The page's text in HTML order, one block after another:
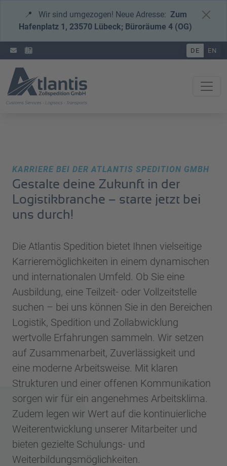
DE EN
📍 Wir sind umgezogen! Neue Adresse: Zum
Hafenplatz 1, 23570 Lübeck; Büroräume 4 (OG)
KARRIERE BEI DER ATLANTIS SPEDITION GMBH
Gestalte deine Zukunft in der
Logistikbranche – starte jetzt bei
uns durch!
Die Atlantis Spedition bietet Ihnen vielseitige
Karrieremöglichkeiten in einem dynamischen
und internationalen Umfeld. Ob Sie eine
Ausbildung, eine Teilzeit- oder Vollzeitstelle
suchen – bei uns können Sie in den Bereichen
Logistik, Spedition und Zollabwicklung
wertvolle Erfahrungen sammeln. Wir setzen
auf Zusammenarbeit, Zuverlässigkeit und
eine moderne Arbeitsweise. Mit klaren
Strukturen und einer offenen Kommunikation
sorgen wir für ein angenehmes Arbeitsklima.
Zudem legen wir Wert auf die kontinuierliche
Weiterentwicklung unserer Mitarbeiter und
bieten gezielte Schulungs- und
Weiterbildungsmöglichkeiten.